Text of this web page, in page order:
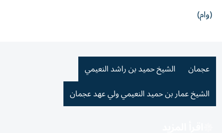
(وام)
عجمان
الشيخ حميد بن راشد النعيمي
الشيخ عمار بن حميد النعيمي ولي عهد عجمان